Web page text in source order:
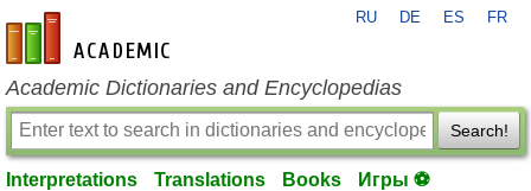
en-academic.com
RU DE ES FR
Academic Dictionaries and Encyclopedias
Search!
Interpretations Translations Books Игры ⚽